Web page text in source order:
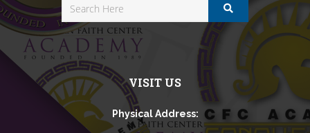
VISIT US
Physical Address: